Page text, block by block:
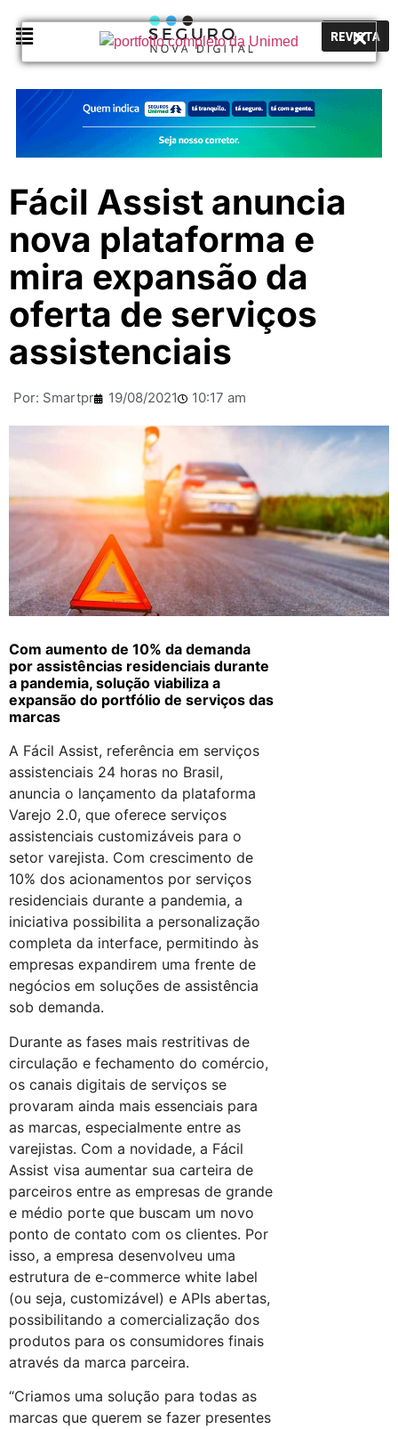
REVISTA
Fácil Assist anuncia
nova plataforma e
mira expansão da
oferta de serviços
assistenciais
Por: Smartpr 19/08/2021 10:17 am
Com aumento de 10% da demanda
por assistências residenciais durante
a pandemia, solução viabiliza a
expansão do portfólio de serviços das
marcas
A Fácil Assist, referência em serviços
assistenciais 24 horas no Brasil,
anuncia o lançamento da plataforma
Varejo 2.0, que oferece serviços
assistenciais customizáveis para o
setor varejista. Com crescimento de
10% dos acionamentos por serviços
residenciais durante a pandemia, a
iniciativa possibilita a personalização
completa da interface, permitindo às
empresas expandirem uma frente de
negócios em soluções de assistência
sob demanda.
Durante as fases mais restritivas de
circulação e fechamento do comércio,
os canais digitais de serviços se
provaram ainda mais essenciais para
as marcas, especialmente entre as
varejistas. Com a novidade, a Fácil
Assist visa aumentar sua carteira de
parceiros entre as empresas de grande
e médio porte que buscam um novo
ponto de contato com os clientes. Por
isso, a empresa desenvolveu uma
estrutura de e-commerce white label
(ou seja, customizável) e APIs abertas,
possibilitando a comercialização dos
produtos para os consumidores finais
através da marca parceira.
“Criamos uma solução para todas as
marcas que querem se fazer presentes